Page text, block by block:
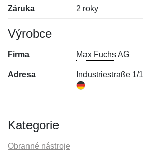
Záruka 2 roky
Výrobce
Firma Max Fuchs AG
Adresa Industriestraße 1/
Kategorie
Obranné nástroje